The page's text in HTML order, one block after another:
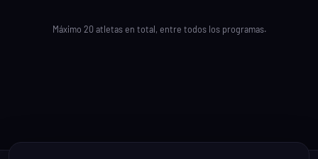
Máximo 20 atletas en total, entre todos los programas.